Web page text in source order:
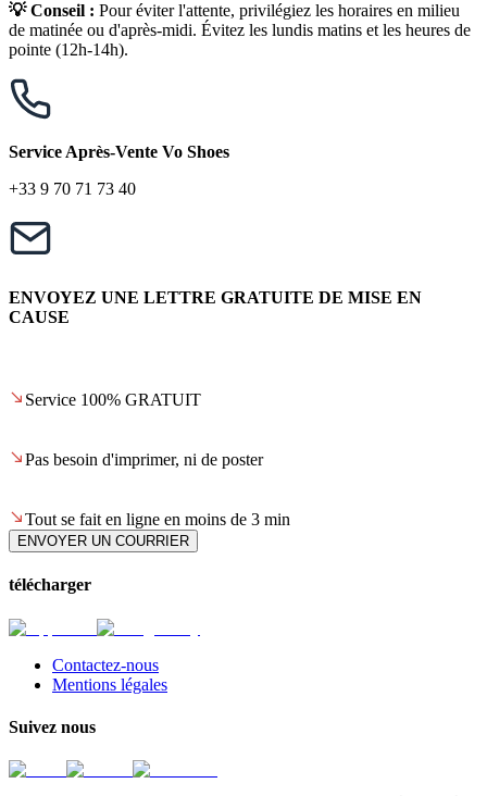
💡 Conseil : Pour éviter l'attente, privilégiez les horaires en milieu
de matinée ou d'après-midi. Évitez les lundis matins et les heures de
pointe (12h-14h).
Service Après-Vente Vo Shoes
+33 9 70 71 73 40
ENVOYEZ UNE LETTRE GRATUITE DE MISE EN
CAUSE
Service 100% GRATUIT
Pas besoin d'imprimer, ni de poster
Tout se fait en ligne en moins de 3 min
ENVOYER UN COURRIER
télécharger
Contactez-nous
Mentions légales
Suivez nous